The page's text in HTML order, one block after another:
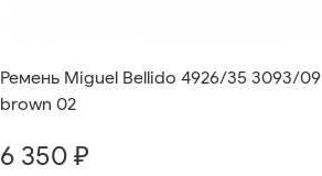
Ремень Miguel Bellido 4926/35 3093/09
brown 02
6 350 ₽